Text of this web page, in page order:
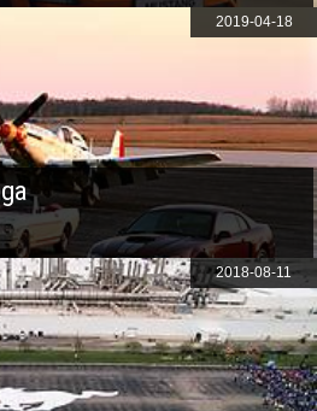
2019-04-18
2018-08-11